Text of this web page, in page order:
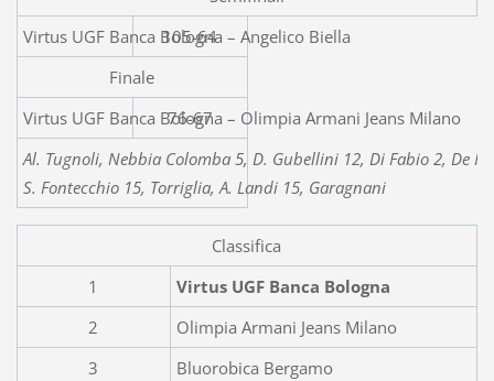
Virtus UGF Banca
105-64
Finale
Virtus UGF Banca Bologna –
76-67
Al. Tugnoli, Nebbia Colomba 5, D. Gubellini 12, Di Fabio 2, De
S. Fontecchio 15, Torriglia, A. Landi 15, Garagnani
Classifica
1
Virtus UGF Banca Bologna
2
Olimpia Armani Jeans Milano
3
Bluorobica Bergamo